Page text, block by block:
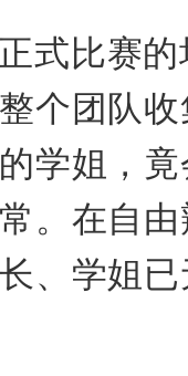
式比赛
个团队
学姐，
。在自
、学姐